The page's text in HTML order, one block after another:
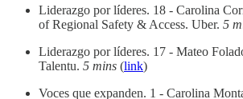
Liderazgo por líderes. 18 - Carolina
of Regional Safety & Access. Uber. 5
Liderazgo por líderes. 17 - Mateo
Talentu. 5 mins (link)
Voces que expanden. 1 - Carolina